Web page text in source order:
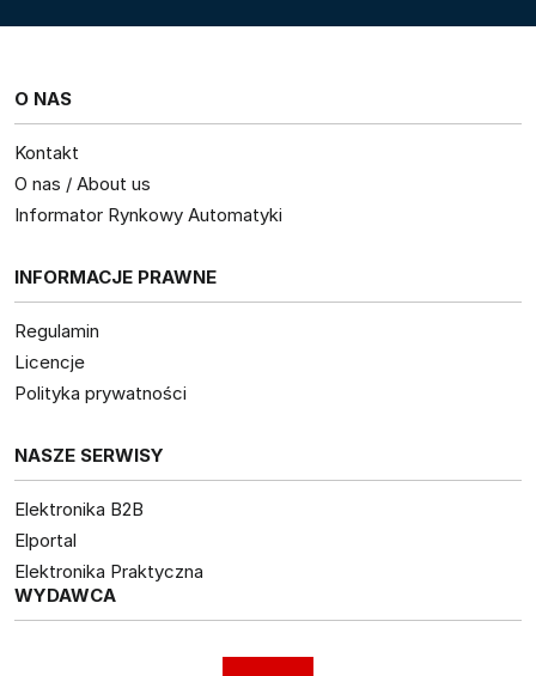
O NAS
Kontakt
O nas / About us
Informator Rynkowy Automatyki
INFORMACJE PRAWNE
Regulamin
Licencje
Polityka prywatności
NASZE SERWISY
Elektronika B2B
Elportal
Elektronika Praktyczna
WYDAWCA